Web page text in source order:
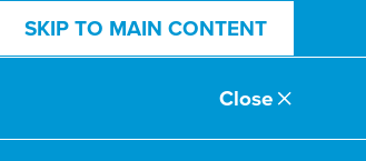
SKIP TO MAIN CONTENT
Close